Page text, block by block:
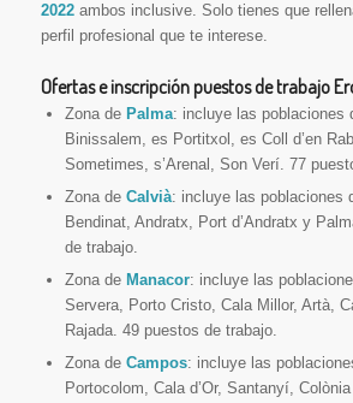
2022ambos inclusive. Solo tienes que
perfil profesional que te interese.
Ofertas e inscripción puestos de trabajo
Zona de Palma: incluye las poblaciones
Binissalem, es Portitxol, es Coll d’en
Sometimes, s’Arenal, Son Verí. 77
Zona de Calvià: incluye las poblaciones
Bendinat, Andratx, Port d’Andratx y
de trabajo.
Zona de Manacor: incluye las
Servera, Porto Cristo, Cala Millor, Artà,
Rajada. 49 puestos de trabajo.
Zona de Campos: incluye las
Portocolom, Cala d’Or, Santanyí,